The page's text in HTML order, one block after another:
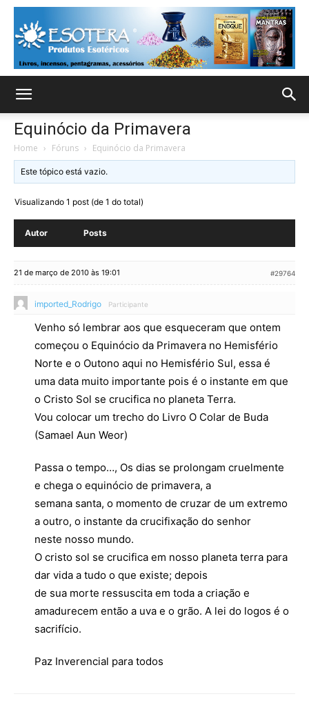
Equinócio da Primavera
Home › Fóruns › Equinócio da Primavera
Este tópico está vazio.
Visualizando 1 post (de 1 do total)
Autor Posts
21 de março de 2010 às 19:01 #29764
imported_Rodrigo Participante
Venho só lembrar aos que esqueceram que ontem
começou o Equinócio da Primavera no Hemisfério
Norte e o Outono aqui no Hemisfério Sul, essa é
uma data muito importante pois é o instante em que
o Cristo Sol se crucifica no planeta Terra.
Vou colocar um trecho do Livro O Colar de Buda
(Samael Aun Weor)
Passa o tempo…, Os dias se prolongam cruelmente
e chega o equinócio de primavera, a
semana santa, o momento de cruzar de um extremo
a outro, o instante da crucifixação do senhor
neste nosso mundo.
O cristo sol se crucifica em nosso planeta terra para
dar vida a tudo o que existe; depois
de sua morte ressuscita em toda a criação e
amadurecem então a uva e o grão. A lei do logos é o
sacrifício.
Paz Inverencial para todos